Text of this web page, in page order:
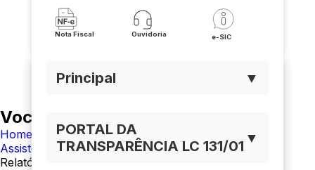
Nota Fiscal Ouvidoria e-SIC
Principal ▼
PORTAL DA
TRANSPARÊNCIA LC 131/01 ▼
Você está navegando em:
Home
Assistência social
Relatórios Anuais da Assistência Social